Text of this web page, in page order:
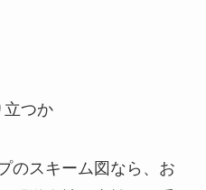
立つか
のスキーム図なら、お